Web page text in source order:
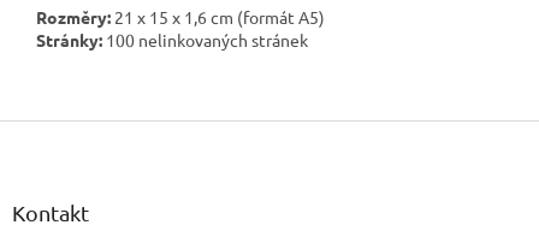
Rozměry: 21 x 15 x 1,6 cm (formát A5)
Stránky: 100 nelinkovaných stránek
Z
Kontakt